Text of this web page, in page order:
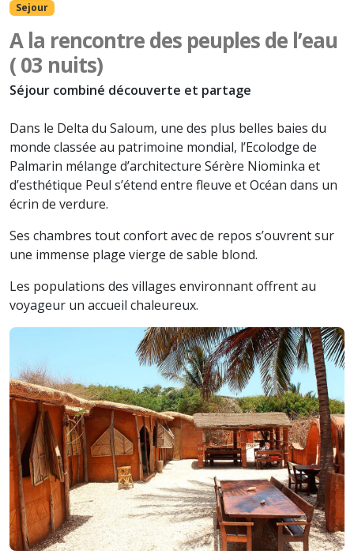
Sejour
A la rencontre des peuples de l’eau
( 03 nuits)
Séjour combiné découverte et partage
Dans le Delta du Saloum, une des plus belles baies du
monde classée au patrimoine mondial, l’Ecolodge de
Palmarin mélange d’architecture Sérère Niominka et
d’esthétique Peul s’étend entre fleuve et Océan dans un
écrin de verdure.
Ses chambres tout confort avec de repos s’ouvrent sur
une immense plage vierge de sable blond.
Les populations des villages environnant offrent au
voyageur un accueil chaleureux.